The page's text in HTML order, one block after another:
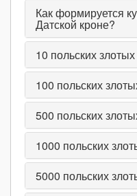
Как формируется
Датской кроне?
10 польских
100 польских
500 польских
1000 польских
5000 польских